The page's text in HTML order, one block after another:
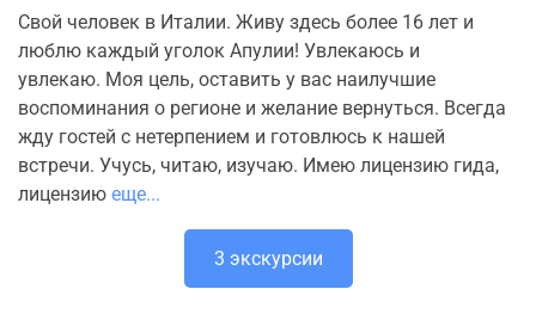
Свой человек в Италии. Живу здесь более 16 лет и
люблю каждый уголок Апулии! Увлекаюсь и
увлекаю. Моя цель, оставить у вас наилучшие
воспоминания о регионе и желание вернуться. Всегда
жду гостей с нетерпением и готовлюсь к нашей
встречи. Учусь, читаю, изучаю. Имею лицензию гида,
лицензию еще...
3 экскурсии